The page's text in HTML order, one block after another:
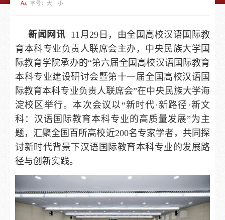
字号： 大 小
新闻网讯 11月29日，由全国高校汉语国际教
育本科专业负责人联席会主办，中央民族大学国
际教育学院承办的“第六届全国高校汉语国际教育
本科专业建设研讨会暨第十一届全国高校汉语国
际教育本科专业负责人联席会”在中央民族大学海
淀校区举行。本次会议以“新时代·新路径·新文
科：汉语国际教育本科专业的高质量发展”为主
题，汇聚全国百所高校近200名专家学者，共同探
讨新时代背景下汉语国际教育本科专业的发展路
径与创新实践。